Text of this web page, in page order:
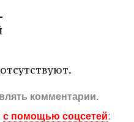
комментарии.
с помощью соцсетей: